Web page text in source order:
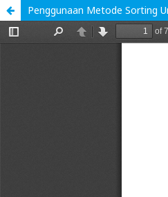
Penggunaan Metode Sorting